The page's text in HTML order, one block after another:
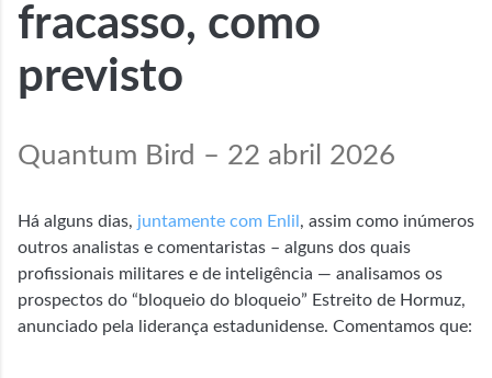
fracasso, como
previsto
Quantum Bird – 22 abril 2026
Há alguns dias, juntamente com Enlil , assim como inúmeros
outros analistas e comentaristas – alguns dos quais
profissionais militares e de inteligência — analisamos os
prospectos do “bloqueio do bloqueio” Estreito de Hormuz,
anunciado pela liderança estadunidense. Comentamos que: